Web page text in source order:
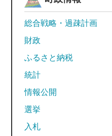
総合戦略・過疎計画
財政
ふるさと納税
統計
情報公開
選挙
入札